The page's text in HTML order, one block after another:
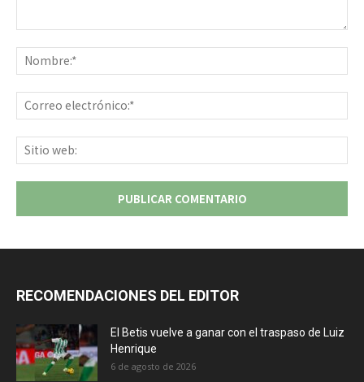
RECOMENDACIONES DEL EDITOR
El Betis vuelve a ganar con el traspaso de Luiz
Henrique
6 de agosto de 2026